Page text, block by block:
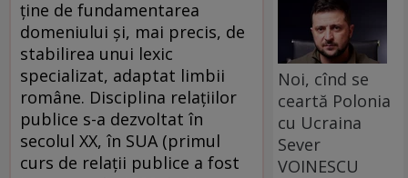
Noi, cînd se
ceartă Polonia
cu Ucraina
Sever
VOINESCU